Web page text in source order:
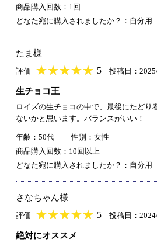
商品購入回数：1回
どなた宛に購入されましたか？：自分用
たま様
評価 ★★★★★
★★★★★ 5 投稿日：
生チョコ王
ロイズの生チョコの中で、最後にたどり
ないかと思います。バランスがいい！
年齢：50代
性別：女性
商品購入回数：10回以上
どなた宛に購入されましたか？：自分用
さなちゃん様
評価 ★★★★★
★★★★★ 5 投稿日：
絶対にオススメ